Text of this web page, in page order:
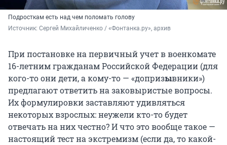
Подросткам есть над чем поломать голову
Источник: Сергей Михайличенко / «Фонтанка.ру», архив
При постановке на первичный учет в военкомате
16-летним гражданам Российской Федерации (для
кого-то они дети, а кому-то — «допризывники»)
предлагают ответить на заковыристые вопросы.
Их формулировки заставляют удивляться
некоторых взрослых: неужели кто-то будет
отвечать на них честно? И что это вообще такое —
настоящий тест на экстремизм (если да, то какой-